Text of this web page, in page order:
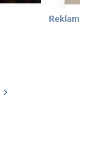
Reklama